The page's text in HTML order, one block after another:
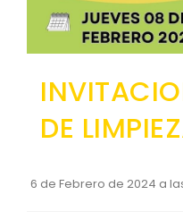
Convocatorias
GESTIÓN
Plan Anual
Plan Operativo
PRESUPUESTO:
DE
6 de Febrero de 2024 a las